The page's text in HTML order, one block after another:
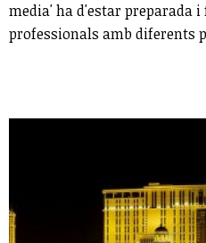
media' ha d'estar preparada
professionals amb diferents